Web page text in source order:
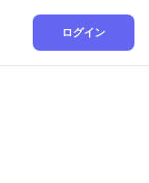
ログイン